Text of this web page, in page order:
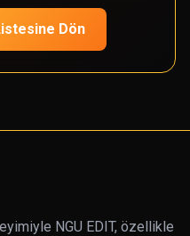
Dön
NGU EDIT, özellikle